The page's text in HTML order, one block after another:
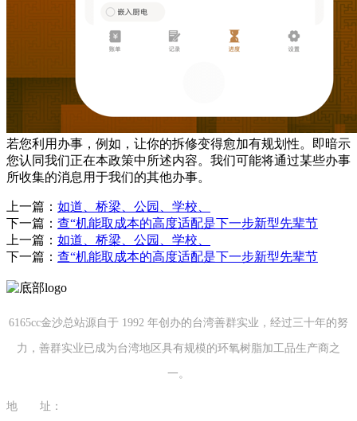
若您利用办事，例如，让你的拆修变得愈加有规划性。即暗示
您认同我们正在本政策中所述内容。我们可能将通过某些办事
所收集的消息用于我们的其他办事。
上一篇： 如道、桥梁、公园、学校、
下一篇： 查“机能取成本的高度适配是下一步新型先辈节
上一篇： 如道、桥梁、公园、学校、
下一篇： 查“机能取成本的高度适配是下一步新型先辈节
6165cc金沙总站源自于 1992 年创办的台湾善群实业，经过三十年的努
力，善群实业已成为台湾地区具有规模的环氧树脂加工品生产商之
一。
地 址：